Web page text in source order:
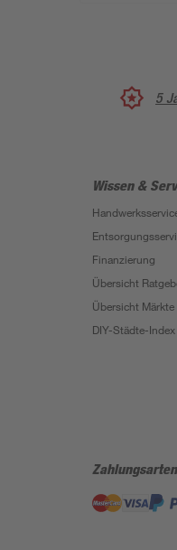
5
Wissen &
Finanzierung
Übersicht
Übersicht Märkte
DIY-Städte-
Zahlungsarten